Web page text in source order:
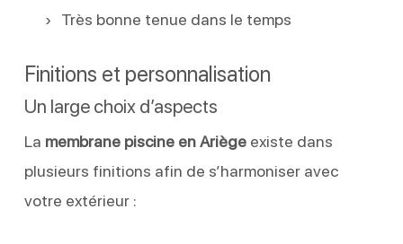
Très bonne tenue dans le temps
Finitions et personnalisation
Un large choix d’aspects
La membrane piscine en Ariègeexiste dans
plusieurs finitions afin de s’harmoniser avec
votre extérieur :